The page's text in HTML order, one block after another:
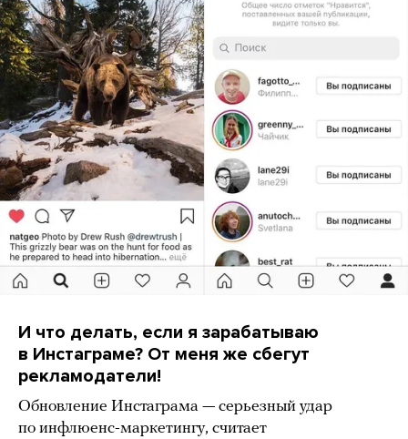
И что делать, если я зарабатываю
в Инстаграме? От меня же сбегут
рекламодатели!
Обновление Инстаграма — серьезный удар
по инфлюенс-маркетингу, считает